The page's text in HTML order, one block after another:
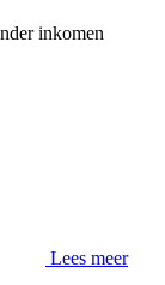
inkomen
Lees meer